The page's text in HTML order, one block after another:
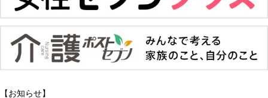
【お知らせ】